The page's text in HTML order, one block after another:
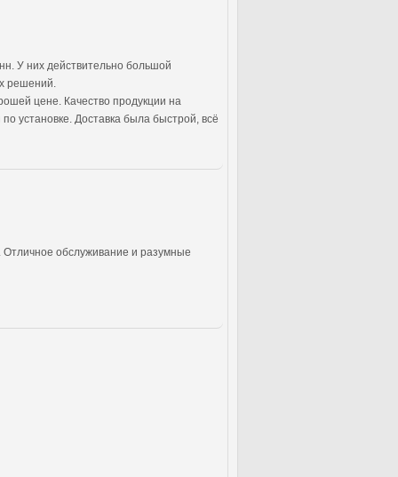
У них действительно большой
решений.
цене. Качество продукции на
установке. Доставка была быстрой, всё
Отличное обслуживание и разумные